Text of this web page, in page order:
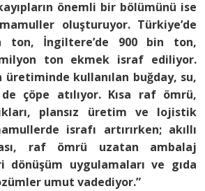
önemli bir bölümünü ise
oluşturuyor. Türkiye’de
ton, İngiltere’de 900 bin ton,
milyon ton ekmek israf ediliyor.
üretiminde kullanılan buğday, su,
çöpe atılıyor. Kısa raf ömrü,
plansız üretim ve lojistik
israfı artırırken; akıllı
raf ömrü uzatan ambalaj
uygulamaları ve gıda
umut vadediyor.”